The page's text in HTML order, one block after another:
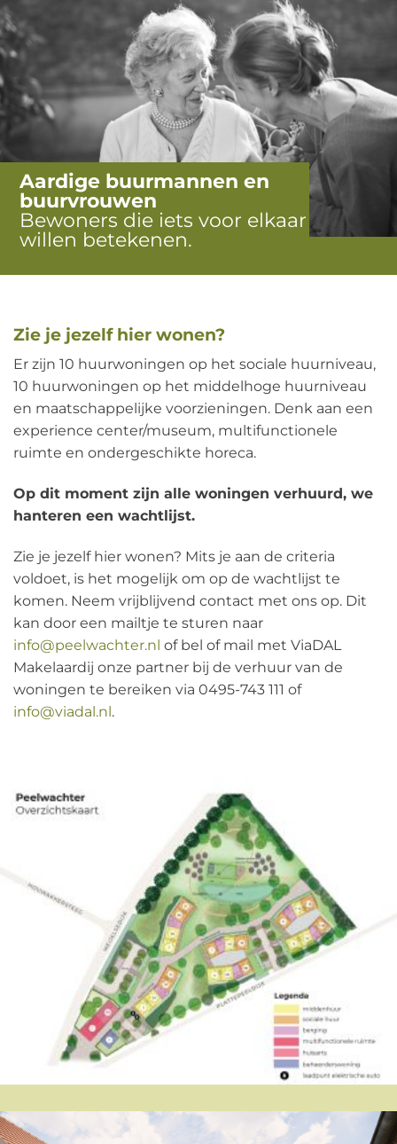
Aardige buurmannen en
buurvrouwen
Bewoners die iets voor elkaar
willen betekenen.
Zie je jezelf hier wonen?
Er zijn 10 huurwoningen op het sociale huurniveau,
10 huurwoningen op het middelhoge huurniveau
en maatschappelijke voorzieningen. Denk aan een
experience center/museum, multifunctionele
ruimte en ondergeschikte horeca.
Op dit moment zijn alle woningen verhuurd, we
hanteren een wachtlijst.
Zie je jezelf hier wonen? Mits je aan de criteria
voldoet, is het mogelijk om op de wachtlijst te
komen. Neem vrijblijvend contact met ons op. Dit
kan door een mailtje te sturen naar
info@peelwachter.nl of bel of mail met ViaDAL
Makelaardij onze partner bij de verhuur van de
woningen te bereiken via 0495-743 111 of
info@viadal.nl.